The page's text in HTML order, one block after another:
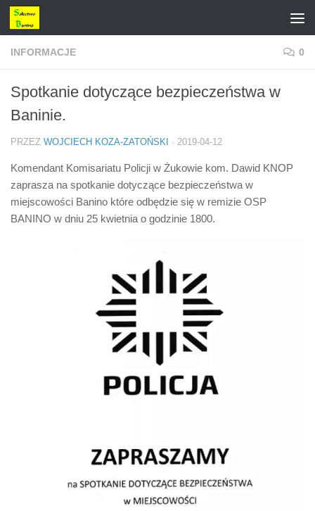
Przejdź do treści
INFORMACJE 0
Spotkanie dotyczące bezpieczeństwa w
Baninie.
PRZEZ WOJCIECH KOZA-ZATOŃSKI · 2019-04-12
Komendant Komisariatu Policji w Żukowie kom. Dawid KNOP
zaprasza na spotkanie dotyczące bezpieczeństwa w
miejscowości Banino które odbędzie się w remizie OSP
BANINO w dniu 25 kwietnia o godzinie 1800.